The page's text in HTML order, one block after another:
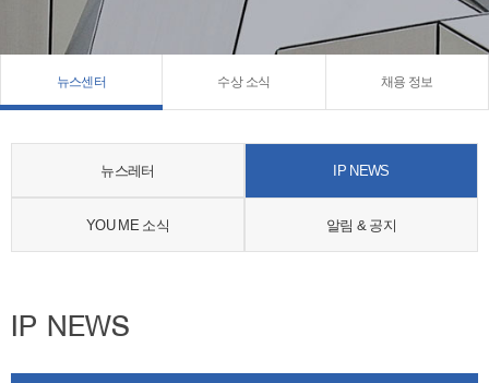
뉴스센터 수상 소식 채용 정보
뉴스레터 IP NEWS
YOU ME 소식 알림 & 공지
IP NEWS